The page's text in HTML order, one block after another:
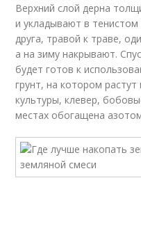
Верхний слой дерна
и укладывают в тенистом
друга, травой к траве,
а на зиму накрывают.
будет готов к
грунт, на котором
культуры, клевер,
местах обогащена